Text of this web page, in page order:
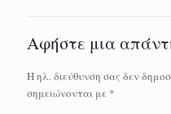
Αφήστε μια
Η ηλ. διεύθυνση σας δεν
σημειώνονται με *